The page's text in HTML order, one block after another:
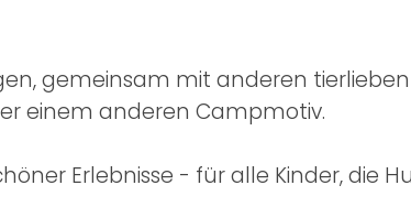
gemeinsam mit anderen tierlieben
einem anderen Campmotiv.
Erlebnisse - für alle Kinder, die